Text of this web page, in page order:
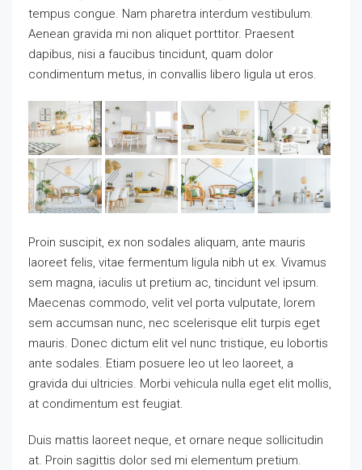
tempus congue. Nam pharetra interdum vestibulum.
Aenean gravida mi non aliquet porttitor. Praesent
dapibus, nisi a faucibus tincidunt, quam dolor
condimentum metus, in convallis libero ligula ut eros.
Proin suscipit, ex non sodales aliquam, ante mauris
laoreet felis, vitae fermentum ligula nibh ut ex. Vivamus
sem magna, iaculis ut pretium ac, tincidunt vel ipsum.
Maecenas commodo, velit vel porta vulputate, lorem
sem accumsan nunc, nec scelerisque elit turpis eget
mauris. Donec dictum elit vel nunc tristique, eu lobortis
ante sodales. Etiam posuere leo ut leo laoreet, a
gravida dui ultricies. Morbi vehicula nulla eget elit mollis,
at condimentum est feugiat.
Duis mattis laoreet neque, et ornare neque sollicitudin
at. Proin sagittis dolor sed mi elementum pretium.